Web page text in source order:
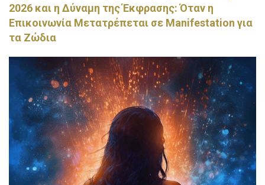
2026 και η Δύναμη της Έκφρασης: Όταν η
Επικοινωνία Μετατρέπεται σε Manifestation για
τα Ζώδια